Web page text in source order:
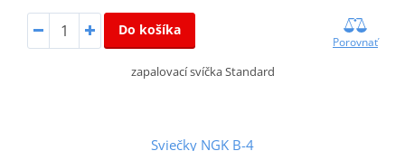
Do košíka
Porovnať
zapalovací svíčka Standard
Sviečky NGK B-4